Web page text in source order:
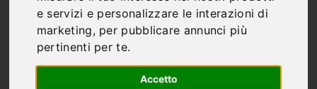
e servizi e personalizzare le interazioni di
marketing, per pubblicare annunci più
pertinenti per te.
Accetto
talento delle big, ma ha
qualcosa che vale di
più”